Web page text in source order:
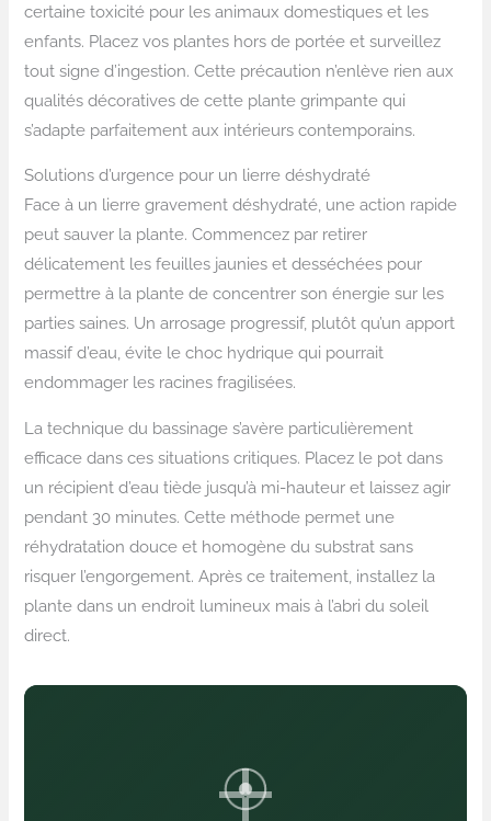
certaine toxicité pour les animaux domestiques et les
enfants. Placez vos plantes hors de portée et surveillez
tout signe d’ingestion. Cette précaution n’enlève rien aux
qualités décoratives de cette plante grimpante qui
s’adapte parfaitement aux intérieurs contemporains.
Solutions d’urgence pour un lierre déshydraté
Face à un lierre gravement déshydraté, une action rapide
peut sauver la plante. Commencez par retirer
délicatement les feuilles jaunies et desséchées pour
permettre à la plante de concentrer son énergie sur les
parties saines. Un arrosage progressif, plutôt qu’un apport
massif d’eau, évite le choc hydrique qui pourrait
endommager les racines fragilisées.
La technique du bassinage s’avère particulièrement
efficace dans ces situations critiques. Placez le pot dans
un récipient d’eau tiède jusqu’à mi-hauteur et laissez agir
pendant 30 minutes. Cette méthode permet une
réhydratation douce et homogène du substrat sans
risquer l’engorgement. Après ce traitement, installez la
plante dans un endroit lumineux mais à l’abri du soleil
direct.